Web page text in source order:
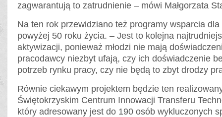
zagwarantują to zatrudnienie – mówi Małgorzata
Na ten rok przewidziano też programy wsparcia
powyżej 50 roku życia. – Jest to kolejna
aktywizacji, ponieważ młodzi nie mają
pracodawcy niezbyt ufają, czy ich doświadczenie
potrzeb rynku pracy, czy nie będą to zbyt drodzy
Równie ciekawym projektem będzie ten
Świętokrzyskim Centrum Innowacji Transferu
który adresowany jest do 190 osób wykluczonych